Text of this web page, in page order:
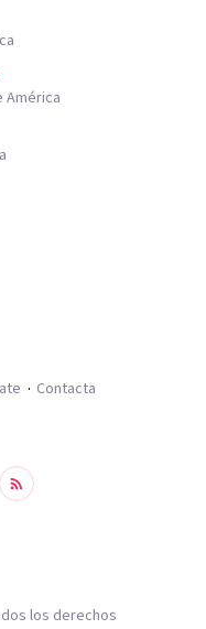
América
Contacta
los derechos